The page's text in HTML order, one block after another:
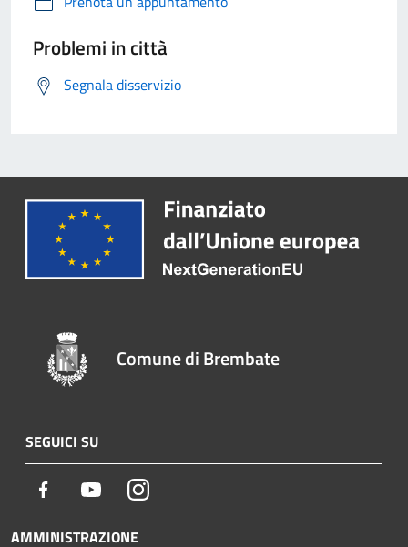
Problemi in città
Segnala disservizio
Comune di Brembate
SEGUICI SU
Facebook YoutubeInstagram
AMMINISTRAZIONE